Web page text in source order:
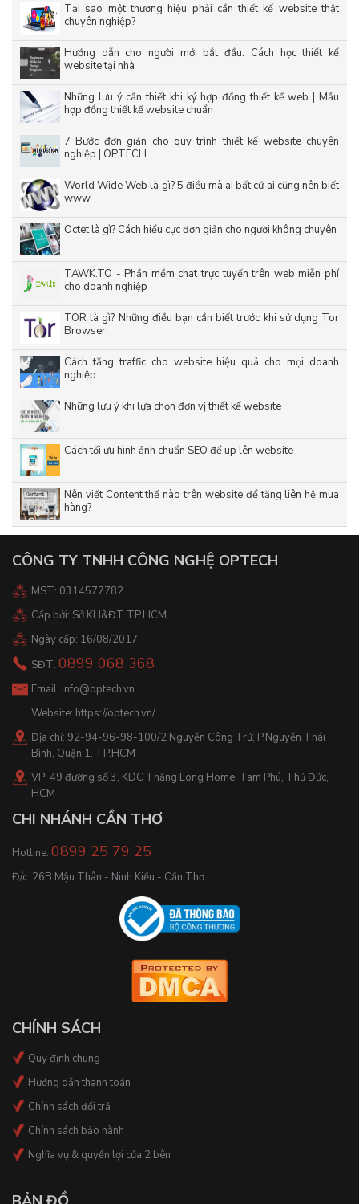
Tại sao một thương hiệu phải cần thiết kế website thật
chuyên nghiệp?
Hướng dẫn cho người mới bắt đầu: Cách học thiết kế
website tại nhà
Những lưu ý cần thiết khi ký hợp đồng thiết kế web | Mẫu
hợp đồng thiết kế website chuẩn
7 Bước đơn giản cho quy trình thiết kế website chuyên
nghiệp | OPTECH
World Wide Web là gì? 5 điều mà ai bất cứ ai cũng nên biết
www
Octet là gì? Cách hiểu cực đơn giản cho người không chuyên
TAWK.TO - Phần mềm chat trực tuyến trên web miễn phí
cho doanh nghiệp
TOR là gì? Những điều bạn cần biết trước khi sử dụng Tor
Browser
Cách tăng traffic cho website hiệu quả cho mọi doanh
nghiệp
Những lưu ý khi lựa chọn đơn vị thiết kế website
Cách tối ưu hình ảnh chuẩn SEO để up lên website
Nên viết Content thế nào trên website để tăng liên hệ mua
hàng?
CÔNG TY TNHH CÔNG NGHỆ OPTECH
MST: 0314577782
Cấp bởi: Sở KH&ĐT TP.HCM
Ngày cấp: 16/08/2017
SĐT: 0899 068 368
Email: info@optech.vn
Website: https://optech.vn/
Địa chỉ: 92-94-96-98-100/2 Nguyễn Công Trứ, P.Nguyễn Thái
Bình, Quận 1, TP.HCM
VP: 49 đường số 3, KDC Thăng Long Home, Tam Phú, Thủ Đức,
HCM
CHI NHÁNH CẦN THƠ
Hotline: 0899 25 79 25
Đ/c: 26B Mậu Thân - Ninh Kiều - Cần Thơ
CHÍNH SÁCH
Quy định chung
Hướng dẫn thanh toán
Chính sách đổi trả
Chính sách bảo hành
Nghĩa vụ & quyền lợi của 2 bên